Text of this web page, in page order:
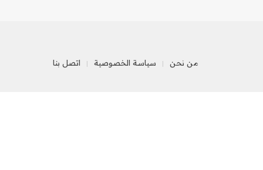
من نحن سياسة الخصوصية اتصل بنا